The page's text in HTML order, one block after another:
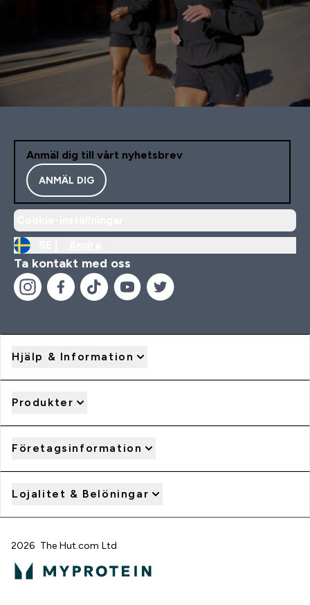
Anmäl dig till vårt nyhetsbrev
ANMÄL DIG
Ta kontakt med oss
Hjälp & Information
Produkter
Företagsinformation
Lojalitet & Belöningar
2026 The Hut.com Ltd